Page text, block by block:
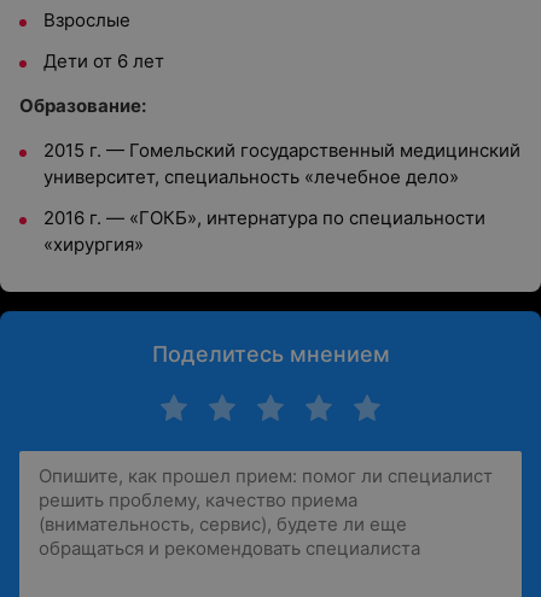
Взрослые
Дети от 6 лет
Образование:
2015 г. — Гомельский государственный медицинский
университет, специальность «лечебное дело»
2016 г. — «ГОКБ», интернатура по специальности
«хирургия»
Поделитесь мнением